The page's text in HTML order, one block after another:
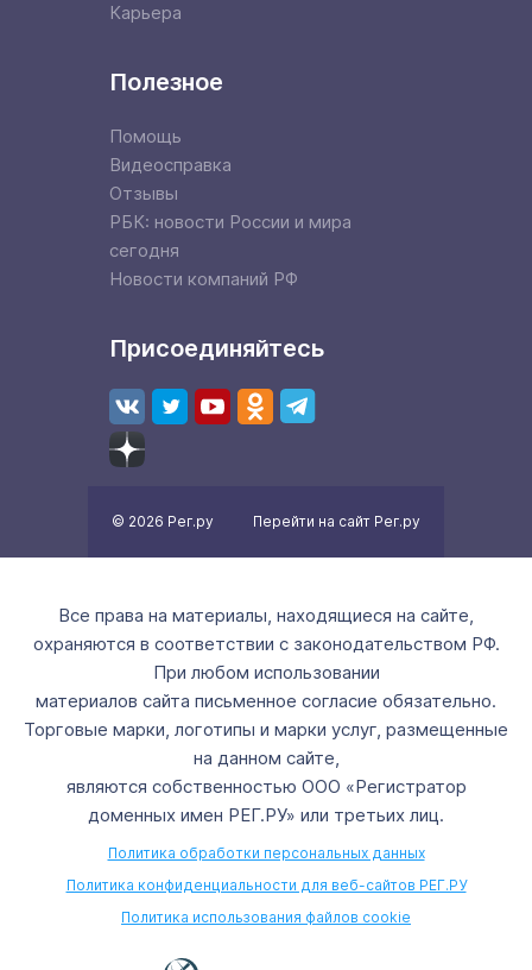
Карьера
Полезное
Помощь
Видеосправка
Отзывы
РБК: новости России и мира
сегодня
Новости компаний РФ
Присоединяйтесь
© 2026 Рег.ру Перейти на сайт Рег.ру
Все права на материалы, находящиеся на сайте,
охраняются в соответствии с законодательством РФ.
При любом использовании
материалов сайта письменное согласие обязательно.
Торговые марки, логотипы и марки услуг, размещенные
на данном сайте,
являются собственностью ООО «Регистратор
доменных имен РЕГ.РУ» или третьих лиц.
Политика обработки персональных данных
Политика конфиденциальности для веб-сайтов РЕГ.РУ
Политика использования файлов cookie